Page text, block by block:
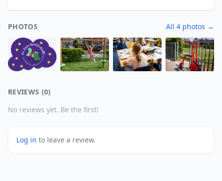
PHOTOS All 4 photos →
REVIEWS (0)
No reviews yet. Be the first!
Log in to leave a review.